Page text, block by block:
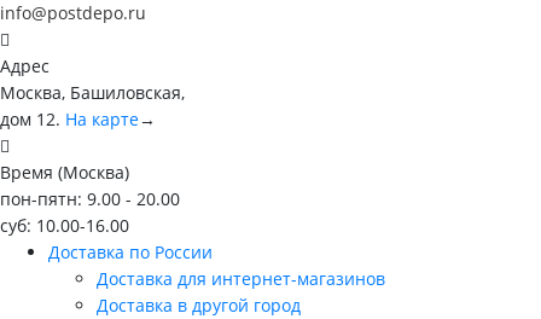
info@postdepo.ru
Адрес
Москва, Башиловская,
дом 12. На карте→
Время (Москва)
пон-пятн: 9.00 - 20.00
суб: 10.00-16.00
Доставка по России
Доставка для интернет-магазинов
Доставка в другой город